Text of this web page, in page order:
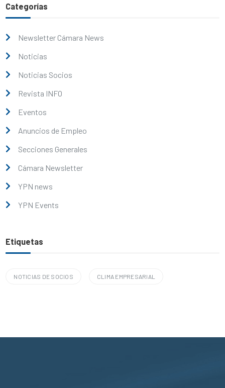
Categorías
Newsletter Cámara News
Noticias
Noticias Socios
Revista INFO
Eventos
Anuncios de Empleo
Secciones Generales
Cámara Newsletter
YPN news
YPN Events
Etiquetas
NOTICIAS DE SOCIOS CLIMA EMPRESARIAL